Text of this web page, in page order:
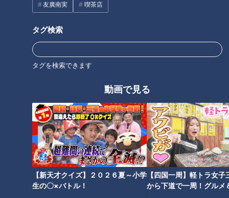
友廣南実 喫茶店
タグ検索
タグを検索できます
動画で見る
【新天才クイズ】２０２６夏～小学
生の〇×バトル！
【四国一周】軽トラ女子
から下道で一周！グルメ
重・菰野町の「マリアージュ ドゥ ファリーヌ」。スイーツ界
の巨匠・辻󠄀口博啓シェフが手がける大人気ベーカリー。複合温
泉施設「アクアイグニス」の中にあり、「国産小麦のクロワッ
サン」や「ブリオッシュメロンパン」など、約100種類がライ
責任者の中西智彦さんは、2020年にパンの世界大会「シゲッ
プインターナショナルベーカリーカップ」で第3位に輝いたス
ゴ腕パン職人。世界3位に輝いた「パン オ ルヴァン」は、発
酵に必要な酵母を15年継ぎ足して熟成させた小麦の香りがたま
らない一品です。